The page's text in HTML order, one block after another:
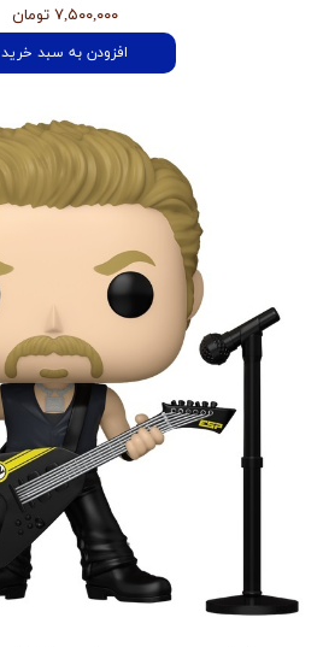
۷,۵۰۰,۰۰۰ تومان
افزودن به سبد خرید